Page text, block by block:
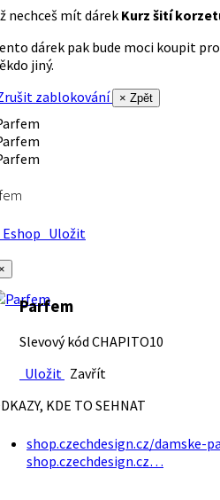
nechceš mít dárek Kurz šití
dárek pak bude moci koupit pro
jiný.
zablokování
× Zpět
Uložit
Parfem
Slevový kód CHAPITO10
Uložit Zavřít
KDE TO SEHNAT
shop.czechdesign.cz/damske-
shop.czechdesign.cz…